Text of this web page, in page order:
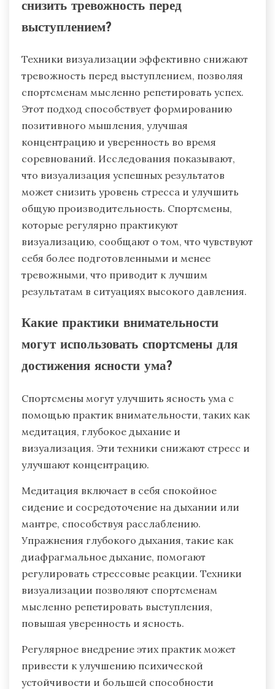
снизить тревожность перед
выступлением?
Техники визуализации эффективно снижают
тревожность перед выступлением, позволяя
спортсменам мысленно репетировать успех.
Этот подход способствует формированию
позитивного мышления, улучшая
концентрацию и уверенность во время
соревнований. Исследования показывают,
что визуализация успешных результатов
может снизить уровень стресса и улучшить
общую производительность. Спортсмены,
которые регулярно практикуют
визуализацию, сообщают о том, что чувствуют
себя более подготовленными и менее
тревожными, что приводит к лучшим
результатам в ситуациях высокого давления.
Какие практики внимательности
могут использовать спортсмены для
достижения ясности ума?
Спортсмены могут улучшить ясность ума с
помощью практик внимательности, таких как
медитация, глубокое дыхание и
визуализация. Эти техники снижают стресс и
улучшают концентрацию.
Медитация включает в себя спокойное
сидение и сосредоточение на дыхании или
мантре, способствуя расслаблению.
Упражнения глубокого дыхания, такие как
диафрагмальное дыхание, помогают
регулировать стрессовые реакции. Техники
визуализации позволяют спортсменам
мысленно репетировать выступления,
повышая уверенность и ясность.
Регулярное внедрение этих практик может
привести к улучшению психической
устойчивости и большей способности